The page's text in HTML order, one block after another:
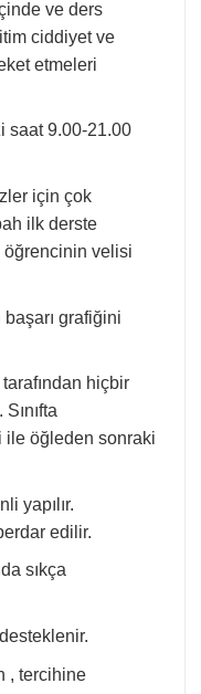
ve ders
ciddiyet ve
etmeleri
saat 9.00-21.00
için çok
ilk derste
öğrencinin velisi
grafiğini
hiçbir
ile öğleden sonraki
yapılır.
edilir.
sıkça
, tercihine